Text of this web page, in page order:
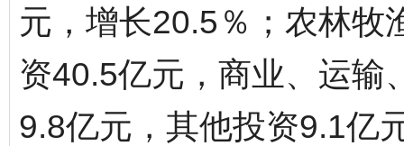
元，增长20.5％；农林牧
资40.5亿元，商业、运输
9.8亿元，其他投资9.1亿